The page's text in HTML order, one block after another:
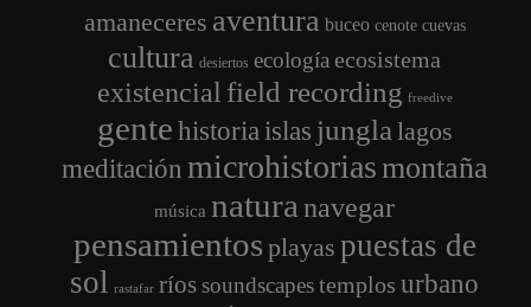
amaneceres aventura buceo cenote cuevas
cultura desiertos ecología ecosistema
existencial field recording freedive
gentehistoria islas jungla lagos
meditación microhistoriasmontaña
música natura navegar
pensamientos playas puestas de
sol rastafar ríos soundscapestemplos urbano